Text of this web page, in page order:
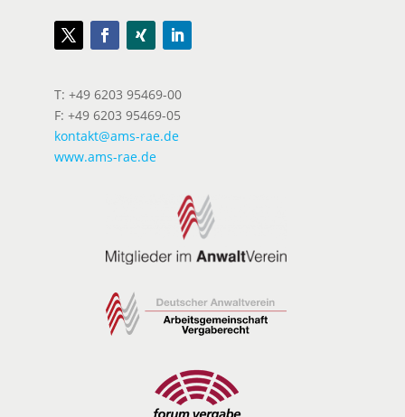
T: +49 6203 95469-00
F: +49 6203 95469-05
kontakt@ams-rae.de
www.ams-rae.de